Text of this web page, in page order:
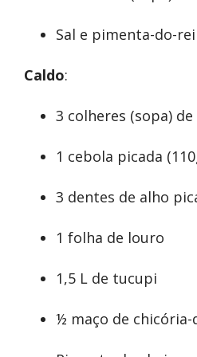
Sal e pimenta-do-
Caldo:
3 colheres (sopa) de
1 cebola picada
3 dentes de alho
1 folha de louro
1,5 L de tucupi
½ maço de